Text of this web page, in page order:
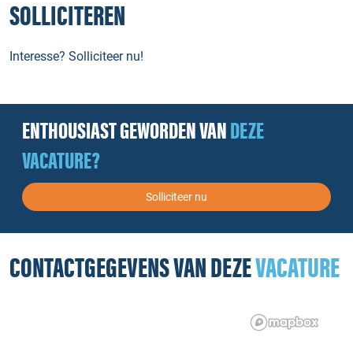
SOLLICITEREN
Interesse? Solliciteer nu!
ENTHOUSIAST GEWORDEN VANDEZE
VACATURE?
Solliciteer nu
CONTACTGEGEVENS VAN DEZEVACATURE